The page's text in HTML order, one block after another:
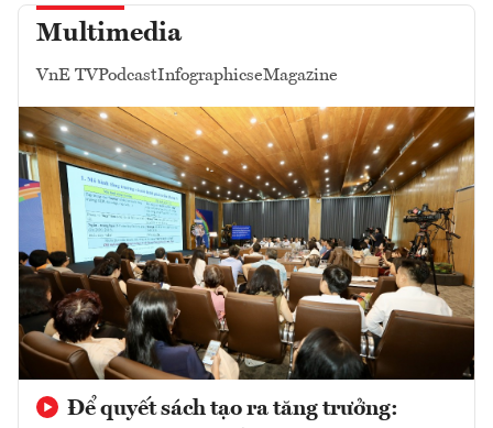
Multimedia
VnE TVPodcastInfographicseMagazine
Để quyết sách tạo ra tăng trưởng: